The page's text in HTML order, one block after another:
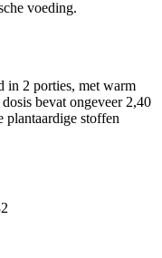
voeding.
in 2 porties, met warm
bevat ongeveer 2,40
plantaardige stoffen